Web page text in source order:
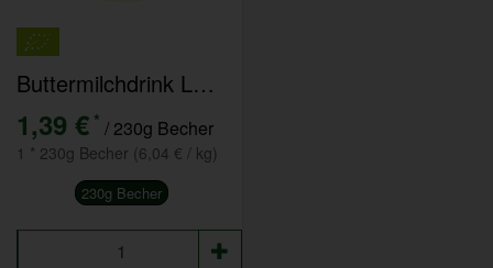
Buttermilchdrink Lemon Crush
1,39 € * / 230g Becher
1 * 230g Becher (6,04 € / kg)
230g Becher